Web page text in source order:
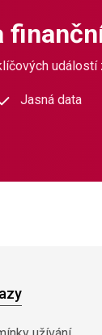
událostí
Jasná data